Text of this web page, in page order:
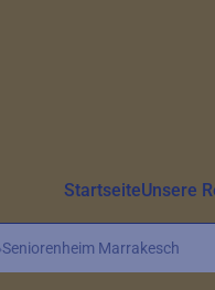
StartseiteUnsere
›Seniorenheim Marrakesch